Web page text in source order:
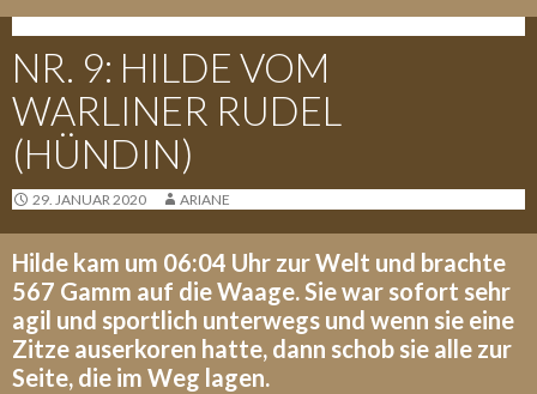
NR. 9: HILDE VOM
WARLINER RUDEL
(HÜNDIN)
29. JANUAR 2020 ARIANE
Hilde kam um 06:04 Uhr zur Welt und brachte
567 Gamm auf die Waage. Sie war sofort sehr
agil und sportlich unterwegs und wenn sie eine
Zitze auserkoren hatte, dann schob sie alle zur
Seite, die im Weg lagen.